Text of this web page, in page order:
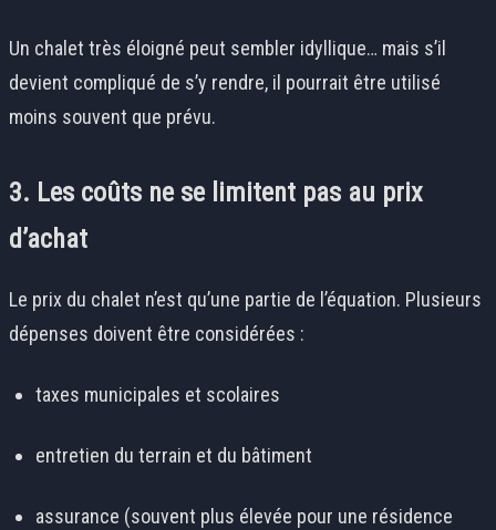
Un chalet très éloigné peut sembler idyllique… mais s’il
devient compliqué de s’y rendre, il pourrait être utilisé
moins souvent que prévu.
3. Les coûts ne se limitent pas au prix
d’achat
Le prix du chalet n’est qu’une partie de l’équation. Plusieurs
dépenses doivent être considérées :
taxes municipales et scolaires
entretien du terrain et du bâtiment
assurance (souvent plus élevée pour une résidence